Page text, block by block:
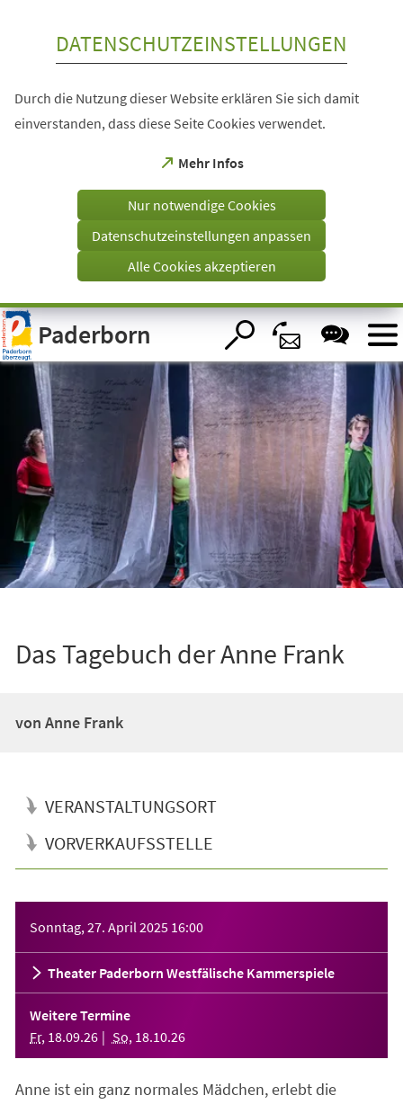
Visuelle
Assistenzsoftware
öffnen.
DATENSCHUTZEINSTELLUNGEN
Durch die Nutzung dieser Website erklären Sie sich damit
einverstanden, dass diese Seite Cookies verwendet.
Mehr Infos
(Öffnet
einem
Tab)
Nur notwendige Cookies
Datenschutzeinstellungen anpassen
Alle Cookies akzeptieren
Paderborn
Das Tagebuch der Anne Frank
von Anne Frank
VERANSTALTUNGSORT
VORVERKAUFSSTELLE
Sonntag, 27. April 2025 16:00
Theater Paderborn Westfälische Kammerspiele
Weitere Termine
Fr, 18.09.26 So, 18.10.26
Anne ist ein ganz normales Mädchen, erlebt die